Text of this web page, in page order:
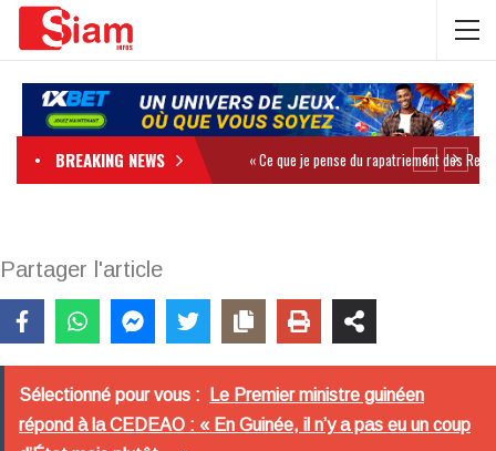
BREAKING NEWS
Partager l'article
Sélectionné pour vous :
Le Premier ministre guinéen
répond à la CEDEAO : « En Guinée, il n’y a pas eu un coup